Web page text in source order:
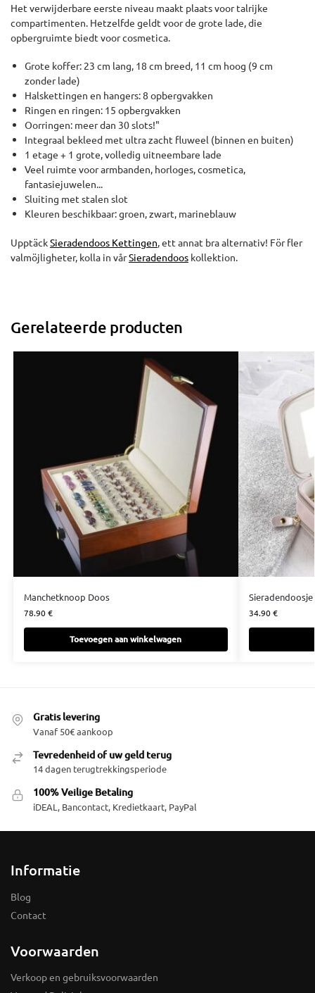
Het verwijderbare eerste niveau maakt plaats voor talrijke
compartimenten. Hetzelfde geldt voor de grote lade, die
opbergruimte biedt voor cosmetica.
Grote koffer: 23 cm lang, 18 cm breed, 11 cm hoog (9 cm
zonder lade)
Halskettingen en hangers: 8 opbergvakken
Ringen en ringen: 15 opbergvakken
Oorringen: meer dan 30 slots!"
Integraal bekleed met ultra zacht fluweel (binnen en buiten)
1 etage + 1 grote, volledig uitneembare lade
Veel ruimte voor armbanden, horloges, cosmetica,
fantasiejuwelen...
Sluiting met stalen slot
Kleuren beschikbaar: groen, zwart, marineblauw
UpptäckSieradendoos Kettingen, ett annat bra alternativ! För fler
valmöjligheter, kolla in vårSieradendoos kollektion.
Gerelateerde producten
Manchetknoop Doos
78.90€
Toevoegen aan winkelwagen
Sieradendoosje
34.90€
Gratis levering
Vanaf 50€ aankoop
Tevredenheid of uw geld terug
14 dagen terugtrekkingsperiode
100% Veilige Betaling
iDEAL, Bancontact, Kredietkaart, PayPal
Informatie
Blog
Contact
Voorwaarden
Verkoop en gebruiksvoorwaarden